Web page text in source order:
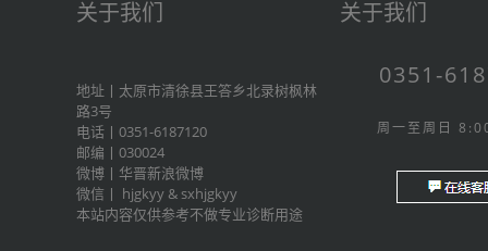
关于我们
地址丨太原市清徐县王答乡北录树枫林
路3号
电话丨0351-6187120
邮编丨030024
微博丨 华晋新浪微博
微信丨 hjgkyy & sxhjgkyy
本站内容仅供参考不做专业诊断用途
关于我们
0351-
周一至周日